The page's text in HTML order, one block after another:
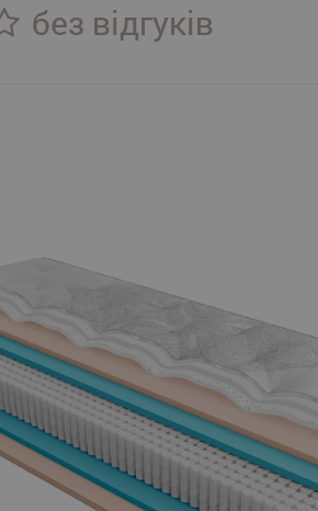
без відгуків